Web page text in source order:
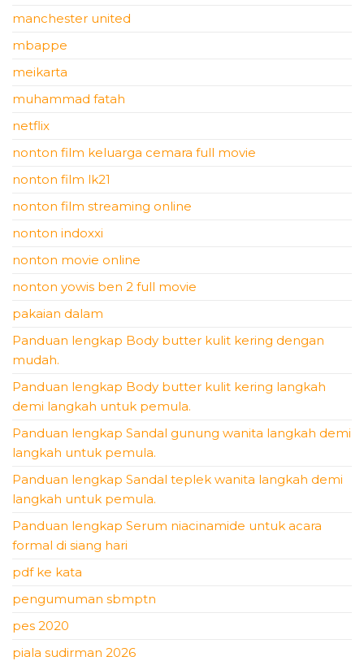
manchester united
mbappe
meikarta
muhammad fatah
netflix
nonton film keluarga cemara full movie
nonton film lk21
nonton film streaming online
nonton indoxxi
nonton movie online
nonton yowis ben 2 full movie
pakaian dalam
Panduan lengkap Body butter kulit kering dengan
mudah.
Panduan lengkap Body butter kulit kering langkah
demi langkah untuk pemula.
Panduan lengkap Sandal gunung wanita langkah demi
langkah untuk pemula.
Panduan lengkap Sandal teplek wanita langkah demi
langkah untuk pemula.
Panduan lengkap Serum niacinamide untuk acara
formal di siang hari
pdf ke kata
pengumuman sbmptn
pes 2020
piala sudirman 2026